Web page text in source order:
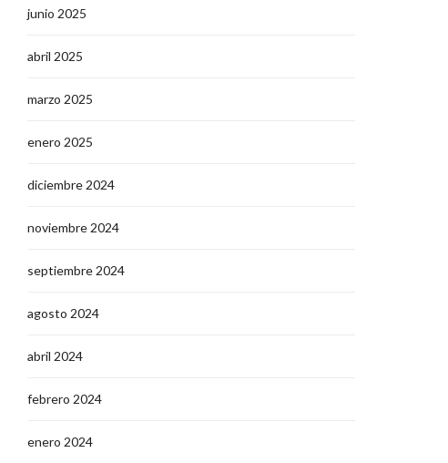
junio 2025
abril 2025
marzo 2025
enero 2025
diciembre 2024
noviembre 2024
septiembre 2024
agosto 2024
abril 2024
febrero 2024
enero 2024